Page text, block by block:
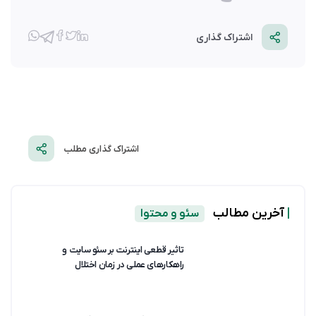
اشتراک گذاری
اشتراک گذاری مطلب
آخرین مطالب سئو و محتوا
تاثیر قطعی اینترنت بر سئو سایت و
راهکارهای عملی در زمان اختلال